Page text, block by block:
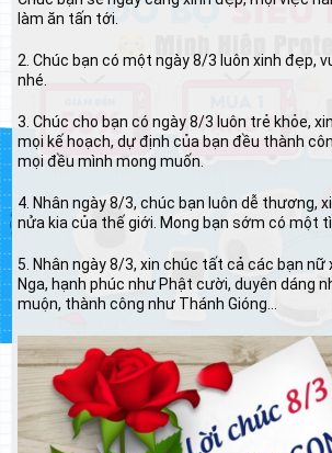
làm ăn tấn tới.
2. Chúc bạn có một ngày 8/3 luôn xinh đẹp,
nhé.
3. Chúc cho bạn có ngày 8/3 luôn trẻ khỏe,
mọi kế hoạch, dự định của bạn đều thành
mọi đều mình mong muốn.
4. Nhân ngày 8/3, chúc bạn luôn dễ thương,
nửa kia của thế giới. Mong bạn sớm có một
5. Nhân ngày 8/3, xin chúc tất cả các bạn nữ
Nga, hạnh phúc như Phật cười, duyên dáng
muộn, thành công như Thánh Gióng…